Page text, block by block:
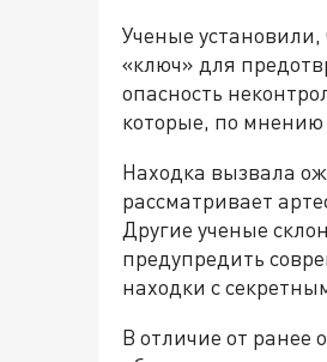
Ученые
«ключ» для
опасность
которые, по мнению
Находка вызвала
рассматривает
Другие ученые
предупредить
находки с
В отличие от ранее